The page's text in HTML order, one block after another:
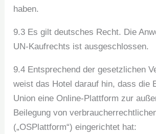
haben.
9.3 Es gilt deutsches Recht. Die
UN-Kaufrechts ist ausgeschlossen.
9.4 Entsprechend der gesetzlichen
weist das Hotel darauf hin, dass die
Union eine Online-Plattform zur
Beilegung von
(„OSPlattform“) eingerichtet hat: